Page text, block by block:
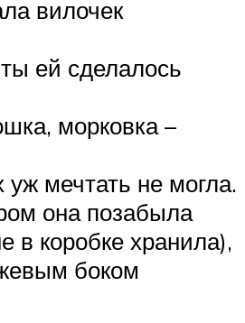
вилочек
ей сделалось
морковка –
мечтать не могла.
она позабыла
в коробке хранила),
боком